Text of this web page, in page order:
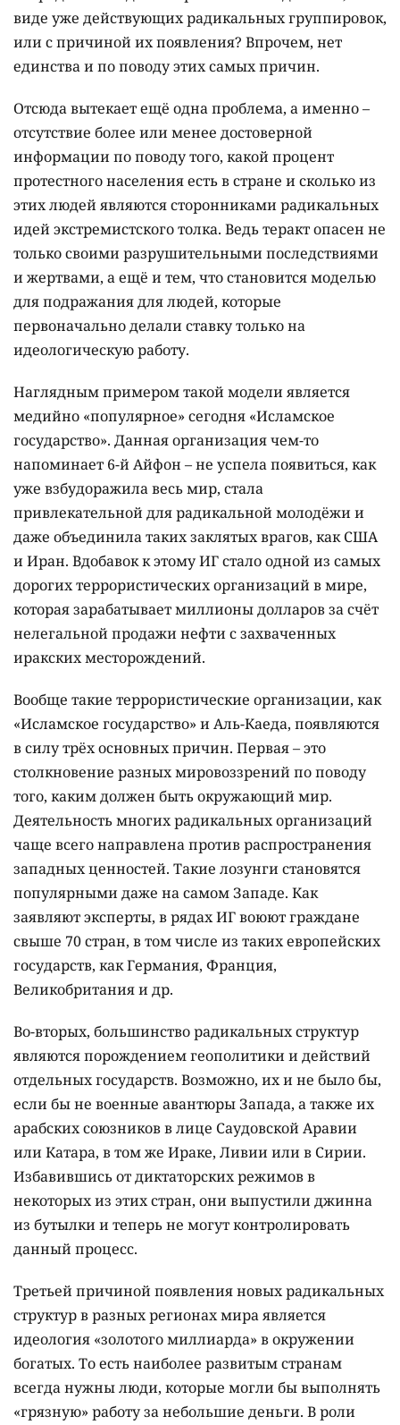
виде уже действующих радикальных группировок,
или с причиной их появления? Впрочем, нет
единства и по поводу этих самых причин.
Отсюда вытекает ещё одна проблема, а именно –
отсутствие более или менее достоверной
информации по поводу того, какой процент
протестного населения есть в стране и сколько из
этих людей являются сторонниками радикальных
идей экстремистского толка. Ведь теракт опасен не
только своими разрушительными последствиями
и жертвами, а ещё и тем, что становится моделью
для подражания для людей, которые
первоначально делали ставку только на
идеологическую работу.
Наглядным примером такой модели является
медийно «популярное» сегодня «Исламское
государство». Данная организация чем-то
напоминает 6-й Айфон – не успела появиться, как
уже взбудоражила весь мир, стала
привлекательной для радикальной молодёжи и
даже объединила таких заклятых врагов, как США
и Иран. Вдобавок к этому ИГ стало одной из самых
дорогих террористических организаций в мире,
которая зарабатывает миллионы долларов за счёт
нелегальной продажи нефти с захваченных
иракских месторождений.
Вообще такие террористические организации, как
«Исламское государство» и Аль-Каеда, появляются
в силу трёх основных причин. Первая – это
столкновение разных мировоззрений по поводу
того, каким должен быть окружающий мир.
Деятельность многих радикальных организаций
чаще всего направлена против распространения
западных ценностей. Такие лозунги становятся
популярными даже на самом Западе. Как
заявляют эксперты, в рядах ИГ воюют граждане
свыше 70 стран, в том числе из таких европейских
государств, как Германия, Франция,
Великобритания и др.
Во-вторых, большинство радикальных структур
являются порождением геополитики и действий
отдельных государств. Возможно, их и не было бы,
если бы не военные авантюры Запада, а также их
арабских союзников в лице Саудовской Аравии
или Катара, в том же Ираке, Ливии или в Сирии.
Избавившись от диктаторских режимов в
некоторых из этих стран, они выпустили джинна
из бутылки и теперь не могут контролировать
данный процесс.
Третьей причиной появления новых радикальных
структур в разных регионах мира является
идеология «золотого миллиарда» в окружении
богатых. То есть наиболее развитым странам
всегда нужны люди, которые могли бы выполнять
«грязную» работу за небольшие деньги. В роли